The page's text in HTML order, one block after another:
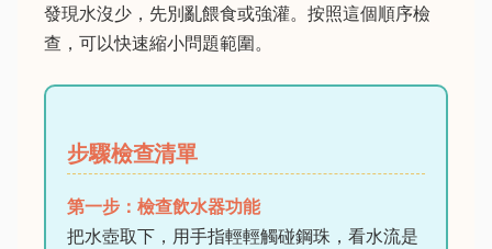
發現水沒少，先別亂餵食或強灌。按照這個順序檢
查，可以快速縮小問題範圍。
步驟檢查清單
第一步：檢查飲水器功能
把水壺取下，用手指輕輕觸碰鋼珠，看水流是